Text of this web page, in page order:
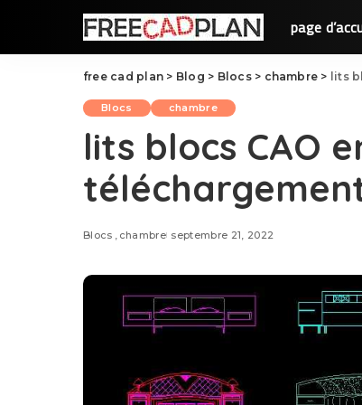
page
free cad plan > Blog > Blocs> chambre > lits
Blocs chambre
lits blocs CAO
Blocs chambre septembre 21, 2022